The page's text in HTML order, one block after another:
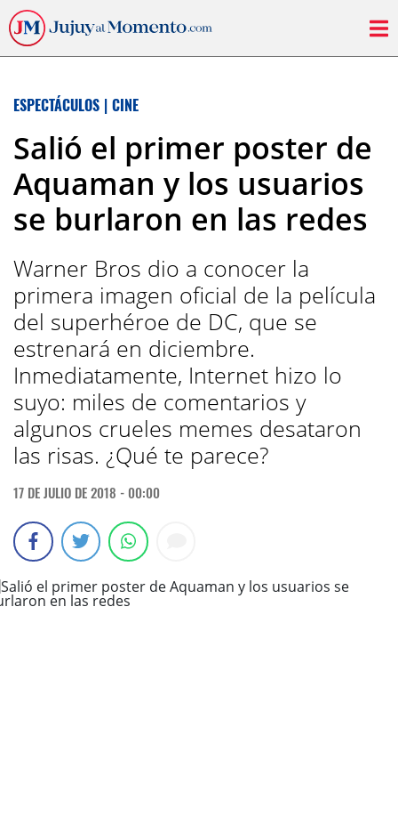
ESPECTÁCULOS | CINE
Salió el primer poster de
Aquaman y los usuarios
se burlaron en las redes
Warner Bros dio a conocer la
primera imagen oficial de la película
del superhéroe de DC, que se
estrenará en diciembre.
Inmediatamente, Internet hizo lo
suyo: miles de comentarios y
algunos crueles memes desataron
las risas. ¿Qué te parece?
17 DE JULIO DE 2018 - 00:00